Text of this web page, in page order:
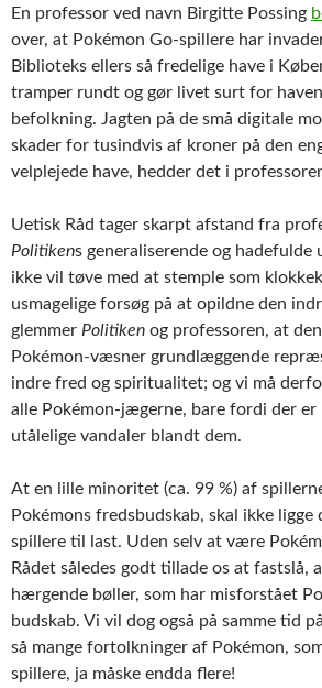
En professor ved navn Birgitte Possing
over, at Pokémon Go-spillere har
Biblioteks ellers så fredelige have i
tramper rundt og gør livet surt for
befolkning. Jagten på de små digitale
skader for tusindvis af kroner på den
velplejede have, hedder det i
Uetisk Råd tager skarpt afstand fra
Politikens generaliserende og hadefulde
ikke vil tøve med at stemple som
usmagelige forsøg på at opildne den
glemmer Politiken og professoren, at
Pokémon-væsner grundlæggende
indre fred og spiritualitet; og vi må
alle Pokémon-jægerne, bare fordi der er
utålelige vandaler blandt dem.
At en lille minoritet (ca. 99 %) af
Pokémons fredsbudskab, skal ikke ligge
spillere til last. Uden selv at være
Rådet således godt tillade os at fastslå,
hærgende bøller, som har misforstået
budskab. Vi vil dog også på samme tid
så mange fortolkninger af Pokémon,
spillere, ja måske endda flere!